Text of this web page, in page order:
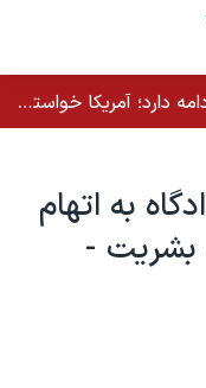
بهبود روابط بلندمدت است
به اتهام
بشريت -